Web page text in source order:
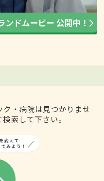
・病院は見つかりませ
索して下さい。